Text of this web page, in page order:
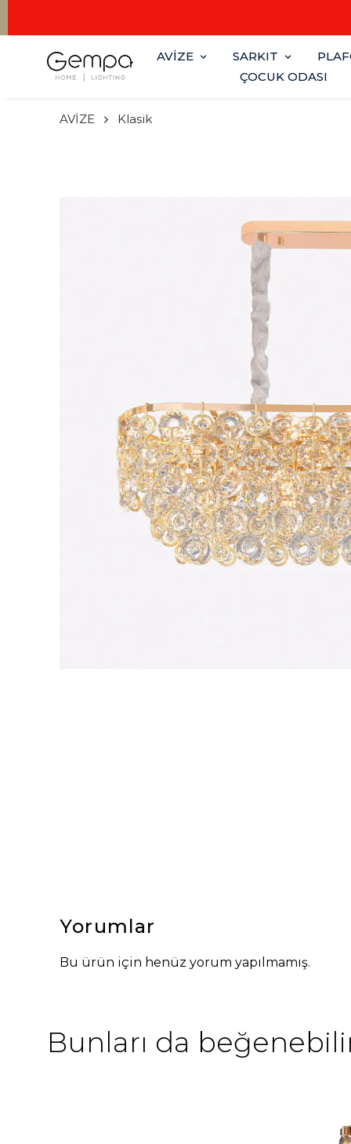
AVİZE SARKIT
ÇOCUK ODASI
AVİZE Klasik
Yorumlar
Bu ürün için henüz yorum yapılmamış.
Bunları da